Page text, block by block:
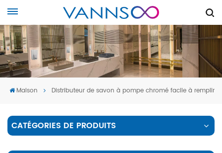
Maison Distributeur de savon à pompe chromé facile à remplir
CATÉGORIES DE PRODUITS